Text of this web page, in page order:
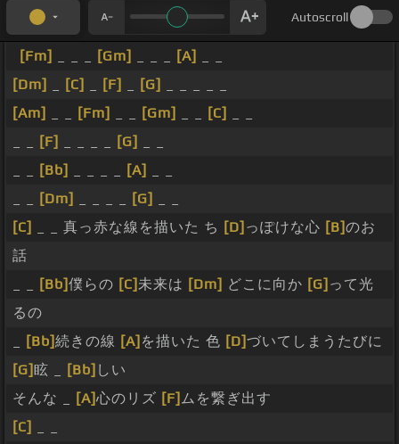
Autoscroll
[Fm] [Gm] [A]
[Dm]
[C] [F] [G]
[Am]
[Fm] [Gm] [C]
[F] [G]
[Bb] [A]
[Dm] [G]
[C]
_ _ 真っ赤な線を描いた ち [D] っぽけな心 [B]のお
話
[Bb]僕らの [C]未来は [Dm] どこに向か [G] って光
るの
[Bb]続きの線 [A] を描いた 色 [D]づいてしまうたびに
[G]眩 _ [Bb] しい
そんな _
[A]心のリズ [F] ムを繋ぎ出す
[C]